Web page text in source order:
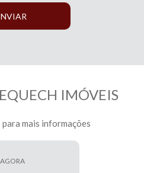
IMÓVEIS
mais informações